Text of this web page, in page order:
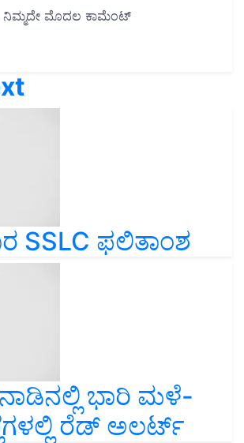
SSLC ಫ‌ಲಿತಾಂಶ
ಭಾರಿ ಮಳೆ-
ರೆಡ್ ಅಲರ್ಟ್